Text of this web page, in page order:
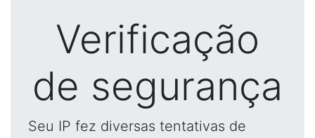
Verificação
de segurança
Seu IP fez diversas tentativas de